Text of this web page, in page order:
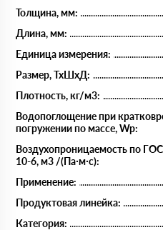
Толщина, мм:
Длина, мм:
Единица измерения:
Размер, ТхШхД:
Плотность, кг/м3:
Водопоглощение при
погружении по массе, Wp:
Воздухопроницаемость по
10-6, м3 /(Па∙м∙с):
Применение:
Продуктовая линейка:
Категория: